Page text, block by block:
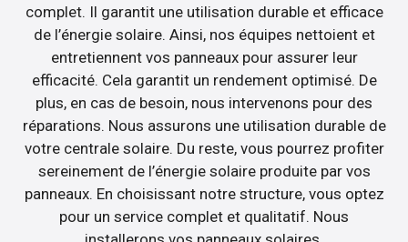
complet. Il garantit une utilisation durable et efficace
de l’énergie solaire. Ainsi, nos équipes nettoient et
entretiennent vos panneaux pour assurer leur
efficacité. Cela garantit un rendement optimisé. De
plus, en cas de besoin, nous intervenons pour des
réparations. Nous assurons une utilisation durable de
votre centrale solaire. Du reste, vous pourrez profiter
sereinement de l’énergie solaire produite par vos
panneaux. En choisissant notre structure, vous optez
pour un service complet et qualitatif. Nous